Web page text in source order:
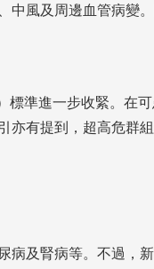
中風及周邊血管病變
標準進一步收緊。在
亦有提到，超高危群
病及腎病等。不過，